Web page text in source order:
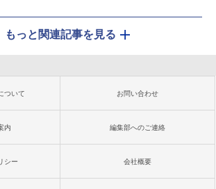
もっと関連記事を見る
ついて お問い合わせ
内 編集部へのご連絡
シー 会社概要